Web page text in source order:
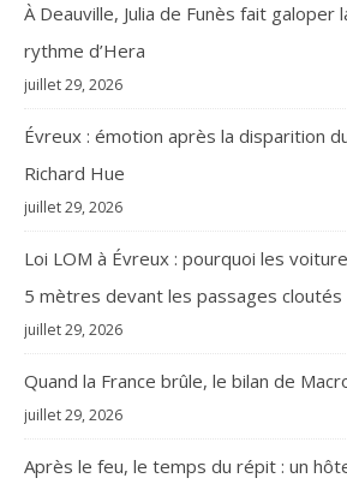
À Deauville, Julia de Funès fait galoper
rythme d’Hera
juillet 29, 2026
Évreux : émotion après la disparition
Richard Hue
juillet 29, 2026
Loi LOM à Évreux : pourquoi les
5 mètres devant les passages cloutés
juillet 29, 2026
Quand la France brûle, le bilan de
juillet 29, 2026
Après le feu, le temps du répit : un